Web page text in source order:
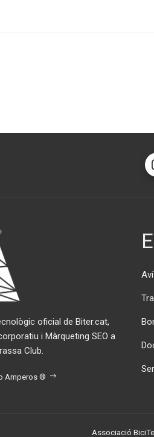
oficial de Biter.cat,
i Màrqueting SEO a
Club.
Amperos ®
Associació